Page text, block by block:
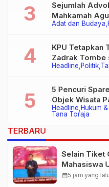
Adat dan Budaya
Sejumlah
Mahkamah
Alat Berat
Headline Politik
KPU Tetapkan
Zadrak Tombe
Bupati Tana
Headline Hukum
Tana Toraja
5 Pencuri
Objek Wisata
Polisi
TERBARU
Selain Tiket
Mahasiswa
Lolos ke
calendar_month5 jam yang lalu